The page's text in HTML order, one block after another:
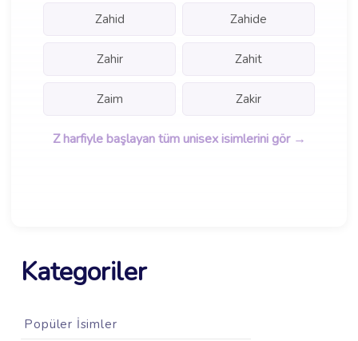
Zahid Zahide
Zahir Zahit
Zaim Zakir
Z harfiyle başlayan tüm unisex isimlerini gör →
Kategoriler
Popüler İsimler